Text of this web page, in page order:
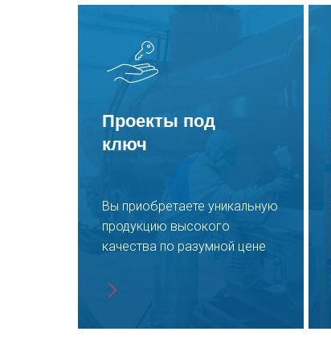
Проекты под
ключ
Вы приобретаете уникальную
продукцию высокого
качества по разумной цене
Комплекс оборудования системы рекуперации дроби
СРД.06.1.01 и вентиляционно-фильтровальная
В производстве пневмошкаф для напорного
агрегата дробеструйной камеры SPK
дробеструйных камер SPK
Что нового на производстве
Большая отгрузка оборудования
Сборка шкафа управления для вентиляционно-